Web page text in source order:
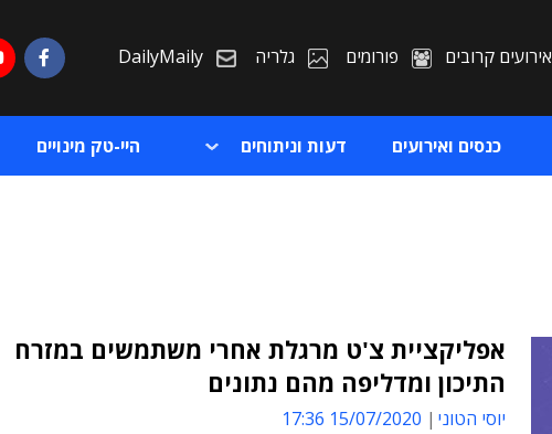
אירועים קרובים פורומים גלריה DailyMaily
כנסים ואירועים דעות וניתוחים היי-טק מינויים
אפליקציית צ'ט מרגלת אחרי משתמשים במזרח
התיכון ומדליפה מהם נתונים
יוסי הטוני 15/07/2020 17:36